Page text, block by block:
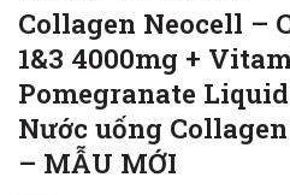
Collagen Neocell –
1&3 4000mg +
Pomegranate
Nước uống
– MẪU MỚI